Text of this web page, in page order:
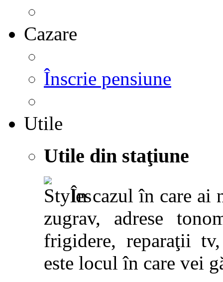
Cazare
Înscrie pensiune
Utile
Utile din staţiune
În cazul în care ai
zugrav, adrese
frigidere, reparaţii
este locul în care vei